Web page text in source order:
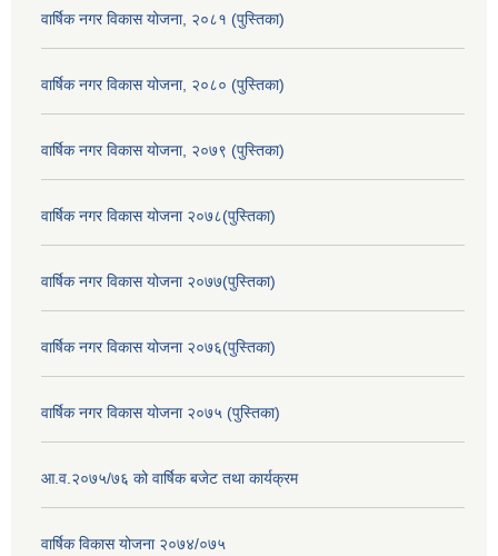
वार्षिक नगर विकास योजना, २०८१ (पुस्तिका)
वार्षिक नगर विकास योजना, २०८० (पुस्तिका)
वार्षिक नगर विकास योजना, २०७९ (पुस्तिका)
वार्षिक नगर विकास योजना २०७८(पुस्तिका)
वार्षिक नगर विकास योजना २०७७(पुस्तिका)
वार्षिक नगर विकास योजना २०७६(पुस्तिका)
वार्षिक नगर विकास योजना २०७५ (पुस्तिका)
आ.व.२०७५/७६ को वार्षिक बजेट तथा कार्यक्रम
वार्षिक विकास योजना २०७४/०७५